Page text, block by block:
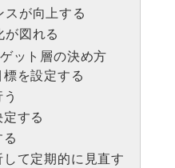
スが向上する
が図れる
ット層の決め方
を設定する
する
て定期的に見直す